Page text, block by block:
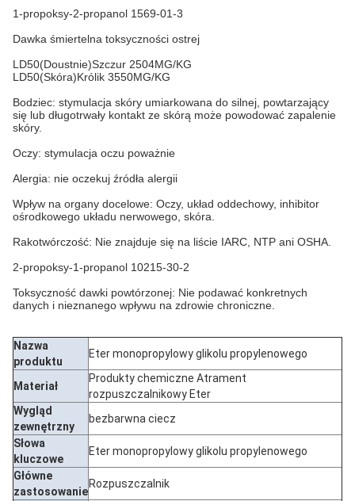
1-propoksy-2-propanol 1569-01-3
Dawka śmiertelna toksyczności ostrej
LD50(Doustnie)Szczur 2504MG/KG
LD50(Skóra)Królik 3550MG/KG
Bodziec: stymulacja skóry umiarkowana do silnej, powtarzający
się lub długotrwały kontakt ze skórą może powodować zapalenie
skóry.
Oczy: stymulacja oczu poważnie
Alergia: nie oczekuj źródła alergii
Wpływ na organy docelowe: Oczy, układ oddechowy, inhibitor
ośrodkowego układu nerwowego, skóra.
Rakotwórczość: Nie znajduje się na liście IARC, NTP ani OSHA.
2-propoksy-1-propanol 10215-30-2
Toksyczność dawki powtórzonej: Nie podawać konkretnych
danych i nieznanego wpływu na zdrowie chroniczne.
Nazwa
produktu
Eter monopropylowy glikolu propylenowego
Materiał
Produkty chemiczne Atrament
rozpuszczalnikowy Eter
Wygląd
zewnętrzny
bezbarwna ciecz
Słowa
kluczowe
Eter monopropylowy glikolu propylenowego
Główne
zastosowanie
Rozpuszczalnik